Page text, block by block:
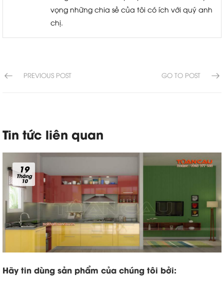
vọng những chia sẻ của tôi có ích với quý anh
chị.
PREVIOUS POST GO TO POST
Tin tức liên quan
19
Tháng
10
Hãy tin dùng sản phẩm của chúng tôi bởi: